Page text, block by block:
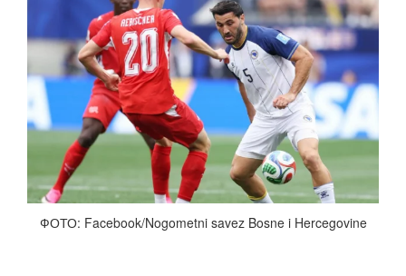
ФОТО: Facebook/Nogometni savez Bosne i Hercegovine